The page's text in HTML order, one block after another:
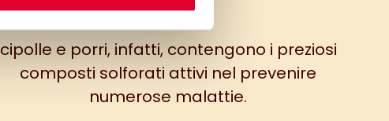
cipolle e porri, infatti, contengono i preziosi
composti solforati attivi nel prevenire
numerose malattie.